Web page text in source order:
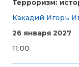
Терроризм:
Какадий Игорь
26 января 2027
11:00